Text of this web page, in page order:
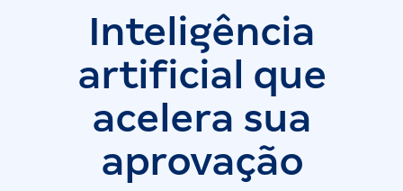
Inteligência
artificial que
acelera sua
aprovação